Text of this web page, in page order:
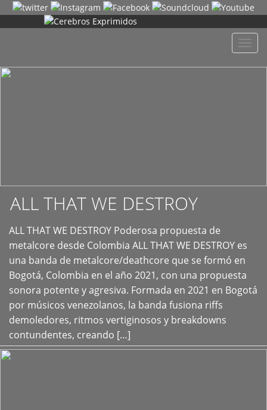
ALL THAT WE DESTROY
ALL THAT WE DESTROY Poderosa propuesta de
metalcore desde Colombia ALL THAT WE DESTROY es
una banda de metalcore/deathcore que se formó en
Bogotá, Colombia en el año 2021, con una propuesta
sonora potente y agresiva. Formada en 2021 en Bogotá
por músicos venezolanos, la banda fusiona riffs
demoledores, ritmos vertiginosos y breakdowns
contundentes, creando […]
+